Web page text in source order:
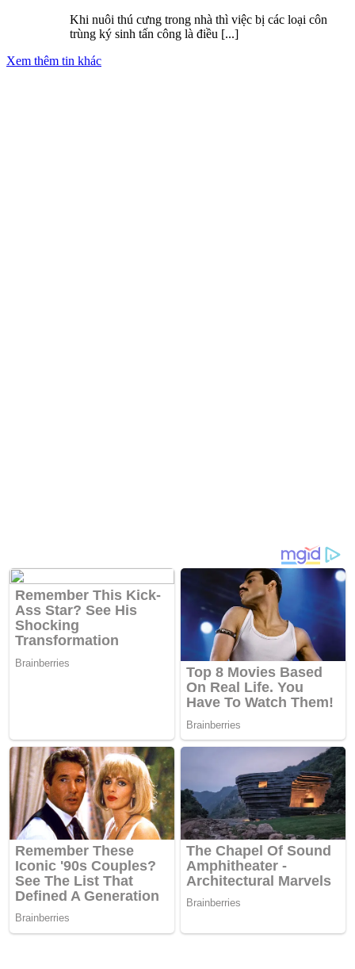
Khi nuôi thú cưng trong nhà thì việc bị các loại côn
trùng ký sinh tấn công là điều [...]
Xem thêm tin khác